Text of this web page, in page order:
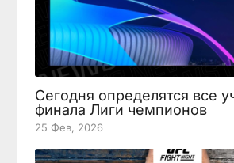
Сегодня определятся все
финала Лиги чемпионов
25 Фев, 2026